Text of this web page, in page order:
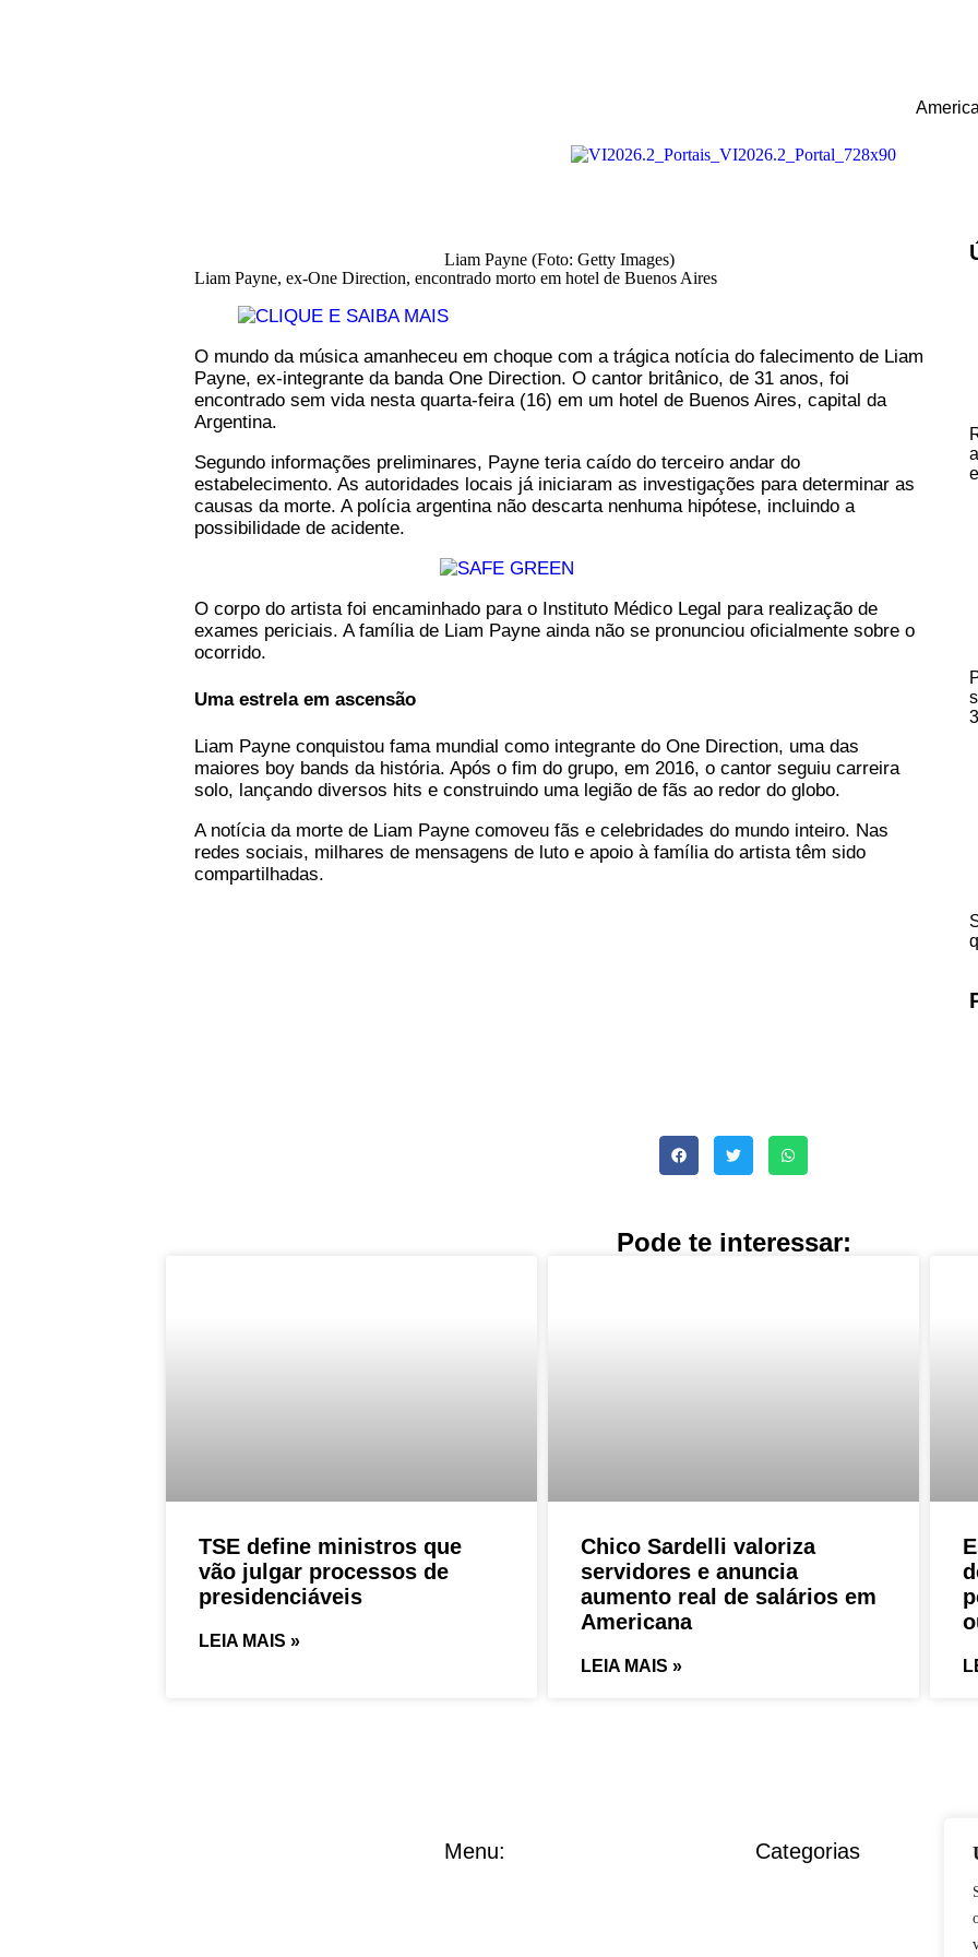
Liam Payne (Foto: Getty Images)
Liam Payne, ex-One Direction, encontrado morto em hotel de Buenos Aires
O mundo da música amanheceu em choque com a trágica notícia do falecimento de Liam
Payne, ex-integrante da banda One Direction. O cantor britânico, de 31 anos, foi
encontrado sem vida nesta quarta-feira (16) em um hotel de Buenos Aires, capital da
Argentina.
Segundo informações preliminares, Payne teria caído do terceiro andar do
estabelecimento. As autoridades locais já iniciaram as investigações para determinar as
causas da morte. A polícia argentina não descarta nenhuma hipótese, incluindo a
possibilidade de acidente.
O corpo do artista foi encaminhado para o Instituto Médico Legal para realização de
exames periciais. A família de Liam Payne ainda não se pronunciou oficialmente sobre o
ocorrido.
Uma estrela em ascensão
Liam Payne conquistou fama mundial como integrante do One Direction, uma das
maiores boy bands da história. Após o fim do grupo, em 2016, o cantor seguiu carreira
solo, lançando diversos hits e construindo uma legião de fãs ao redor do globo.
A notícia da morte de Liam Payne comoveu fãs e celebridades do mundo inteiro. Nas
redes sociais, milhares de mensagens de luto e apoio à família do artista têm sido
compartilhadas.
Pode te interessar:
TSE define ministros que
vão julgar processos de
presidenciáveis
LEIA MAIS »
Chico Sardelli valoriza
servidores e anuncia
aumento real de salários em
Americana
LEIA MAIS »
Menu: Categorias